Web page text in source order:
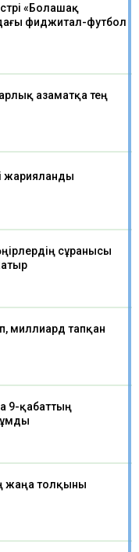
«Болашақ
фиджитал-футбол
азаматқа тең
жарияланды
сұранысы
миллиард тапқан
9-қабаттың
жаңа толқыны